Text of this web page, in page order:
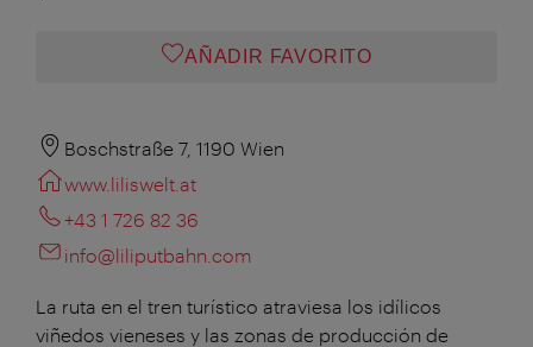
AÑADIR FAVORITO
Boschstraße 7, 1190 Wien
www.liliswelt.at
+43 1 726 82 36
info@liliputbahn.com
La ruta en el tren turístico atraviesa los idílicos
viñedos vieneses y las zonas de producción de